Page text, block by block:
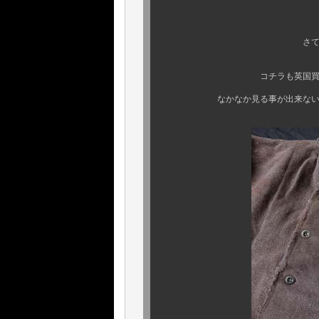
さて、本日も続けて
コチラも英国買い付けで見
なかなか見る事が出来ないアイ